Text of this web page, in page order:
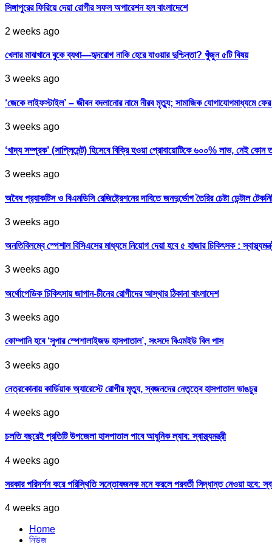
সিঙ্গাপুরের ফিরিয়ে দেয়া রোগীর সফল অপারেশন হল বাংলাদেশে
2 weeks ago
খেলার মাঝখানে বুকে ব্যথা—হৃদরোগ নাকি হেরে যাওয়ার দুশ্চিন্তা? খুঁজুন ৫টি বিষয়
3 weeks ago
‘জেকে লাইফস্টাইল’ – জীবন বদলানোর নামে নীরব মৃত্যু; সামাজিক যোগাযোগমাধ্যমে
3 weeks ago
‘খাদ্য সম্পূরক’ (সাপ্লিমেন্ট) হিসেবে বিক্রি হওয়া প্রোবায়োটিকে ৬০০% লাভ, নেই কোন
3 weeks ago
অবৈধ প্র‍্যাকটিস ও বিএমডিসি রেজিষ্ট্রেশনের দাবিতে জনদুর্ভোগ তৈরির চেষ্টা ডেন্টাল
3 weeks ago
অনতিবিলম্বে স্পেশাল বিসিএসের মাধ্যমে নিয়োগ দেয়া হবে ৫ হাজার চিকিৎসক :
3 weeks ago
অর্থোপেডিক চিকিৎসায় জাপান-চীনের রোগীদের আস্থার ঠিকানা বাংলাদেশ
3 weeks ago
কোম্পানি হবে ‘সুপার স্পেশালাইজড হাসপাতাল’, সংসদে বিএমইউ বিল পাস
3 weeks ago
নেত্রকোনায় কার্ডিয়াক অ্যারেস্টে রোগীর মৃত্যু, স্বজনদের নেতৃত্বে হাসপাতাল ভাঙচুর
4 weeks ago
চলতি বছরেই প্রতিটি উপজেলা হাসপাতাল পাবে আধুনিক ল্যাব: স্বাস্থ্যমন্ত্রী
4 weeks ago
সরকার পরিদর্শন করে পরিস্থিতি সন্তোষজনক মনে করলে পরবর্তী সিদ্ধান্ত নেওয়া হবে:
4 weeks ago
Home
নিউজ